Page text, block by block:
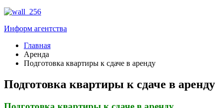
Информ агентства
Главная
Аренда
Подготовка квартиры к сдаче в аренду
Подготовка квартиры к сдаче в аренду